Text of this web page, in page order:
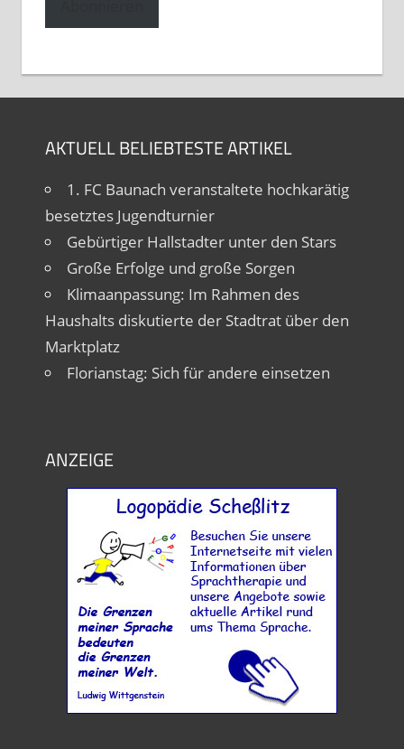
AKTUELL BELIEBTESTE ARTIKEL
1. FC Baunach veranstaltete hochkarätig
besetztes Jugendturnier
Gebürtiger Hallstadter unter den Stars
Große Erfolge und große Sorgen
Klimaanpassung: Im Rahmen des
Haushalts diskutierte der Stadtrat über den
Marktplatz
Florianstag: Sich für andere einsetzen
ANZEIGE